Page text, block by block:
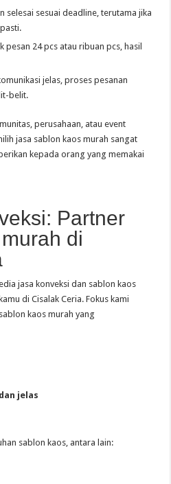
selesai sesuai deadline, terutama jika
pesan 24 pcs atau ribuan pcs, hasil
jelas, proses pesanan
belit.
perusahaan, atau event
jasa sablon kaos murah sangat
kepada orang yang memakai
Partner
di
jasa konveksi dan sablon kaos
di Cisalak Ceria. Fokus kami
kaos murah yang
jelas
sablon kaos, antara lain: